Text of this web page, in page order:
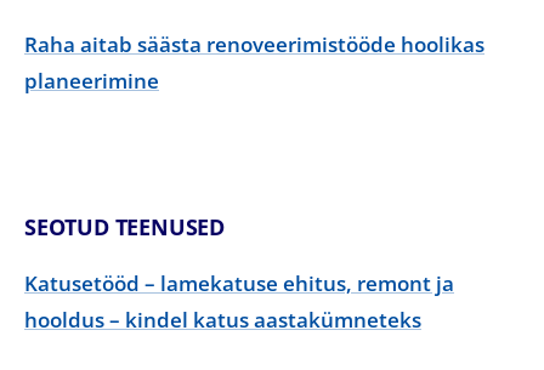
Raha aitab säästa renoveerimistööde hoolikas
planeerimine
SEOTUD TEENUSED
Katusetööd – lamekatuse ehitus, remont ja
hooldus – kindel katus aastakümneteks